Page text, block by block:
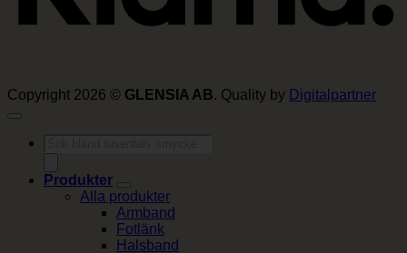
Copyright 2026 © GLENSIA AB. Quality by Digitalpartner
Produkter
Alla produkter
Armband
Fotlänk
Halsband